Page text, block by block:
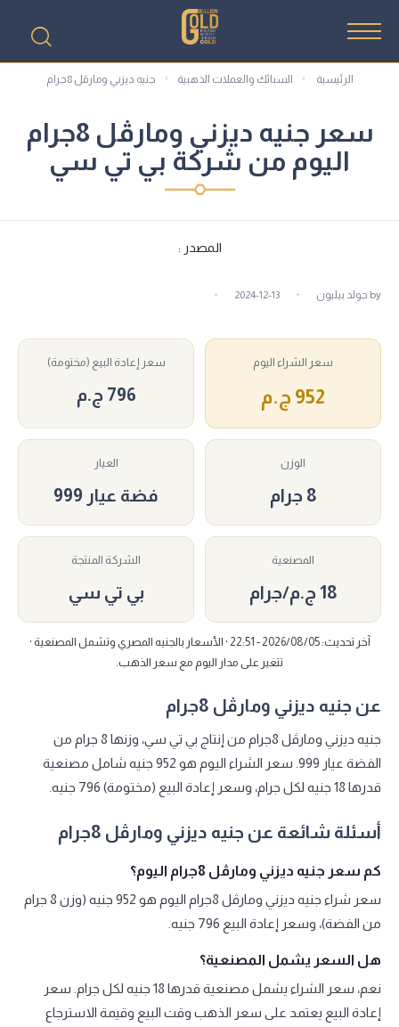
الرئيسية السبائك والعملات الذهبية جنيه ديزني ومارڤل 8جرام
سعر جنيه ديزني ومارڤل 8جرام
اليوم من شركة بي تي سي
المصدر :
by جولد بيليون 2024-12-13
سعر الشراء اليوم
952 ج.م
سعر إعادة البيع (مختومة)
796 ج.م
الوزن
8 جرام
العيار
فضة عيار 999
المصنعية
18 ج.م/جرام
الشركة المنتجة
بي تي سي
آخر تحديث: 2026/08/05 - 22:51 · الأسعار بالجنيه المصري وتشمل المصنعية ·
تتغير على مدار اليوم مع سعر الذهب.
عن جنيه ديزني ومارڤل 8جرام
جنيه ديزني ومارڤل 8جرام من إنتاج بي تي سي، وزنها 8 جرام من
الفضة عيار 999. سعر الشراء اليوم هو 952 جنيه شامل مصنعية
قدرها 18 جنيه لكل جرام، وسعر إعادة البيع (مختومة) 796 جنيه.
أسئلة شائعة عن جنيه ديزني ومارڤل 8جرام
كم سعر جنيه ديزني ومارڤل 8جرام اليوم؟
سعر شراء جنيه ديزني ومارڤل 8جرام اليوم هو 952 جنيه (وزن 8 جرام
من الفضة)، وسعر إعادة البيع 796 جنيه.
هل السعر يشمل المصنعية؟
نعم، سعر الشراء يشمل مصنعية قدرها 18 جنيه لكل جرام. سعر
إعادة البيع يعتمد على سعر الذهب وقت البيع وقيمة الاسترجاع